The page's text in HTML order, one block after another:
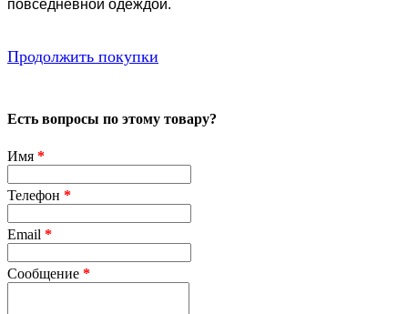
повседневной одеждой.
Продолжить покупки
Есть вопросы по этому товару?
Имя *
Телефон *
Email *
Сообщение *